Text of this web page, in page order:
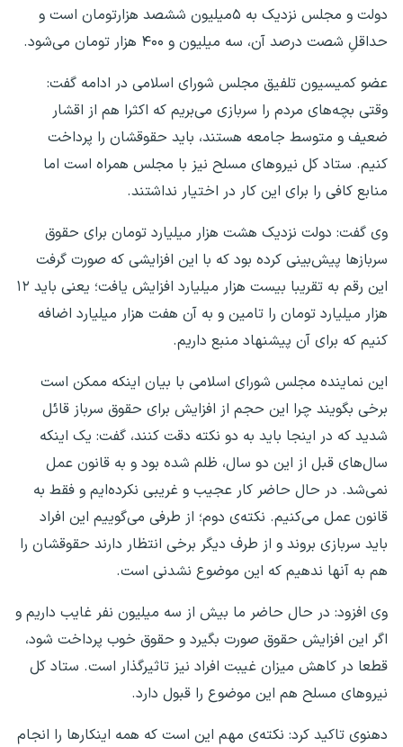
دولت و مجلس نزدیک به ۵میلیون ششصد هزارتومان است و
حداقلِ شصت درصد آن، سه میلیون و ۴۰۰ هزار تومان می‌شود.
عضو کمیسیون تلفیق مجلس شورای اسلامی در ادامه گفت:
وقتی بچه‌های مردم را سربازی می‌بریم که اکثرا هم از اقشار
ضعیف و متوسط جامعه هستند، باید حقوقشان را پرداخت
کنیم. ستاد کل نیروهای مسلح نیز با مجلس همراه است اما
منابع کافی را برای این کار در اختیار نداشتند.
وی گفت: دولت نزدیک هشت هزار میلیارد تومان برای حقوق
سربازها پیش‌بینی کرده بود که با این افزایشی که صورت گرفت
این رقم به تقریبا بیست هزار میلیارد افزایش یافت؛ یعنی باید ۱۲
هزار میلیارد تومان را تامین و به آن هفت هزار میلیارد اضافه
کنیم که برای آن پیشنهاد منبع داریم.
این نماینده مجلس شورای اسلامی با بیان اینکه ممکن است
برخی بگویند چرا این حجم از افزایش برای حقوق سرباز قائل
شدید که در اینجا باید به دو نکته دقت کنند، گفت: یک اینکه
سال‌های قبل از این دو سال، ظلم شده بود و به قانون عمل
نمی‌شد. در حال حاضر کار عجیب و غریبی نکرده‌ایم و فقط به
قانون عمل می‌کنیم. نکته‌ی دوم؛ از طرفی می‌گوییم این افراد
باید سربازی بروند و از طرف دیگر برخی انتظار دارند حقوقشان را
هم به آنها ندهیم که این موضوع نشدنی است.
وی افزود: در حال حاضر ما بیش از سه میلیون نفر غایب داریم و
اگر این افزایش حقوق صورت بگیرد و حقوق خوب پرداخت شود،
قطعا در کاهش میزان غیبت افراد نیز تاثیرگذار است. ستاد کل
نیروهای مسلح هم این موضوع را قبول دارد.
دهنوی تاکید کرد: نکته‌ی مهم این است که همه‌ اینکارها را انجام